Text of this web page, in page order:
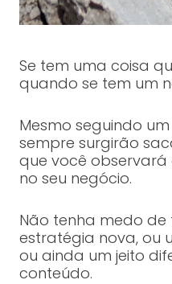
Se tem uma coisa
quando se tem um
Mesmo seguindo
sempre surgirão
que você
no seu negócio.
Não tenha medo de
estratégia nova, ou
ou ainda um jeito
conteúdo.